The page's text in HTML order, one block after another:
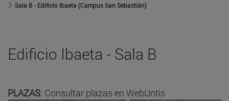
Sala B - Edificio Ibaeta (Campus San Sebastián)
Edificio Ibaeta - Sala B
PLAZAS: Consultar plazas en WebUntis